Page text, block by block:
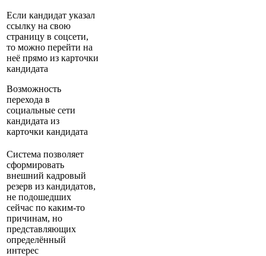
Если кандидат указал
ссылку на свою
страницу в соцсети,
то можно перейти на
неё прямо из карточки
кандидата
Возможность
перехода в
социальные сети
кандидата из
карточки кандидата
Система позволяет
сформировать
внешний кадровый
резерв из кандидатов,
не подошедших
сейчас по каким-то
причинам, но
представляющих
определённый
интерес